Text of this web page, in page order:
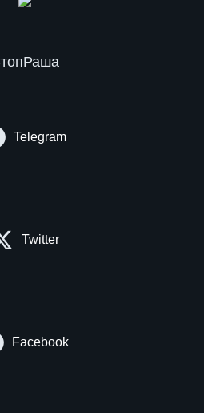
Telegram
Twitter
Facebook